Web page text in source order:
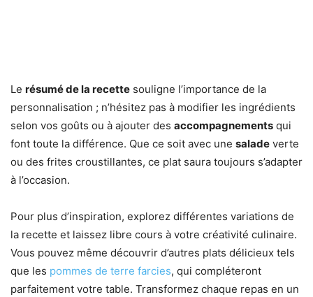
Le résumé de la recette souligne l’importance de la
personnalisation ; n’hésitez pas à modifier les ingrédients
selon vos goûts ou à ajouter des accompagnements qui
font toute la différence. Que ce soit avec une salade verte
ou des frites croustillantes, ce plat saura toujours s’adapter
à l’occasion.
Pour plus d’inspiration, explorez différentes variations de
la recette et laissez libre cours à votre créativité culinaire.
Vous pouvez même découvrir d’autres plats délicieux tels
que les pommes de terre farcies, qui compléteront
parfaitement votre table. Transformez chaque repas en un